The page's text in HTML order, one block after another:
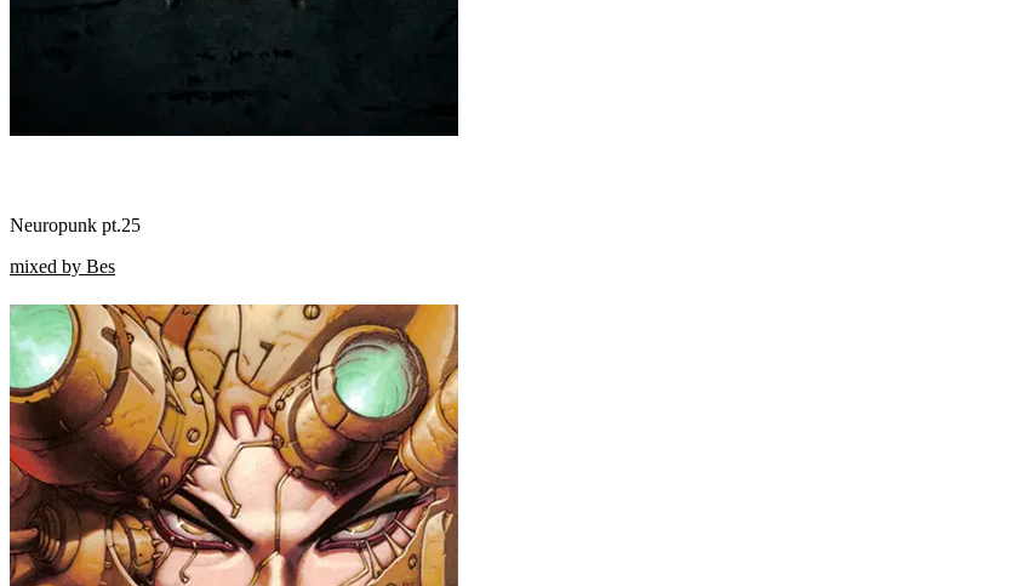
Neuropunk pt.25
mixed by Bes